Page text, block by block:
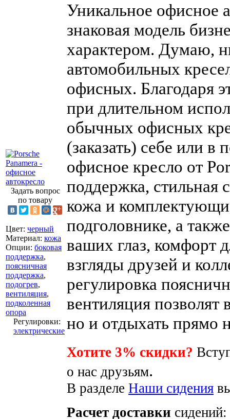
Задать вопрос
по товару
Цвет: черный
Материал: кожа
Опции: боковая
поддержка,
поясничная
поддержка,
подогрев,
вентиляция,
подколенная
опора
Регулировки:
электрические
Уникальное офисное
знаковая модель
характером. Думаю,
автомобильных
офисных. Благодаря
при длительном
обычных офисных
(заказать) себе или в
офисное кресло от
поддержка, стильная
кожа и
подголовнике, а
ваших глаз, комфорт
взгляды друзей и
регулировка
вентиляция позволят
но и отдыхать прямо
Хотите 3% скидки?
о нас друзьям.
В разделе Наши сидения
Расчет доставки сидений: